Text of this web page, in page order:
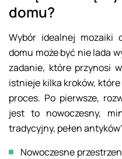
domu?
Wybór idealnej mozaiki
domu może być nie lada
zadanie, które przynosi
istnieje kilka kroków,
proces. Po pierwsze,
jest to nowoczesny,
tradycyjny, pełen
Nowoczesne